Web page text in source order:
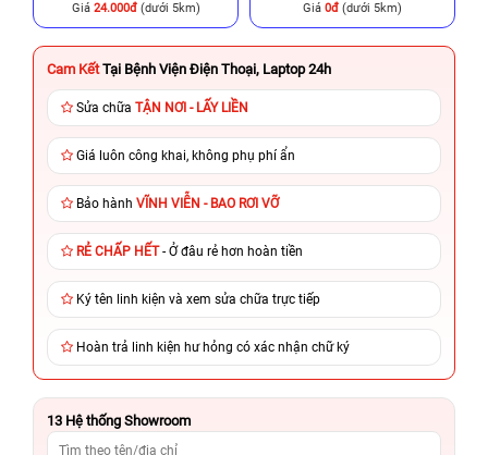
Giá 24.000đ(dưới 5km) Giá 0đ (dưới 5km)
Cam Kết Tại Bệnh Viện Điện Thoại, Laptop 24h
Sửa chữa TẬN NƠI - LẤY LIỀN
Giá luôn công khai, không phụ phí ẩn
Bảo hành VĨNH VIỄN - BAO RƠI VỠ
RẺ CHẤP HẾT- Ở đâu rẻ hơn hoàn tiền
Ký tên linh kiện và xem sửa chữa trực tiếp
Hoàn trả linh kiện hư hỏng có xác nhận chữ ký
13 Hệ thống Showroom